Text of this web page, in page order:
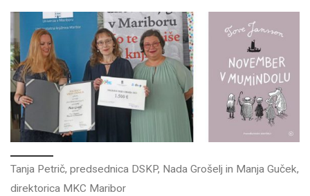
Tanja Petrič, predsednica DSKP, Nada Grošelj in Manja Guček,
direktorica MKC Maribor